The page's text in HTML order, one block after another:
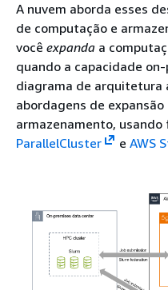
A nuvem aborda esses
de computação e
você expanda a
quando a capacidade
diagrama de arquitetura
abordagens de
armazenamento,
ParallelCluster
e AWS